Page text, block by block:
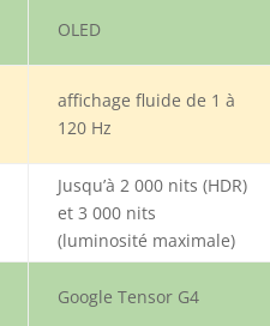
OLED
affichage fluide de 1 à
120 Hz
Jusqu’à 2 000 nits (HDR)
et 3 000 nits
(luminosité maximale)
Google Tensor G4